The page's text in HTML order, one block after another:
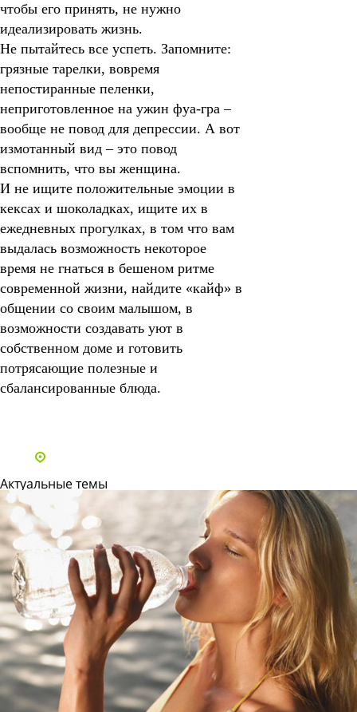
чтобы его принять, не нужно
идеализировать жизнь.
Не пытайтесь все успеть. Запомните:
грязные тарелки, вовремя
непостиранные пеленки,
неприготовленное на ужин фуа-гра –
вообще не повод для депрессии. А вот
измотанный вид – это повод
вспомнить, что вы женщина.
И не ищите положительные эмоции в
кексах и шоколадках, ищите их в
ежедневных прогулках, в том что вам
выдалась возможность некоторое
время не гнаться в бешеном ритме
современной жизни, найдите «кайф» в
общении со своим малышом, в
возможности создавать уют в
собственном доме и готовить
потрясающие полезные и
сбалансированные блюда.
Актуальные темы